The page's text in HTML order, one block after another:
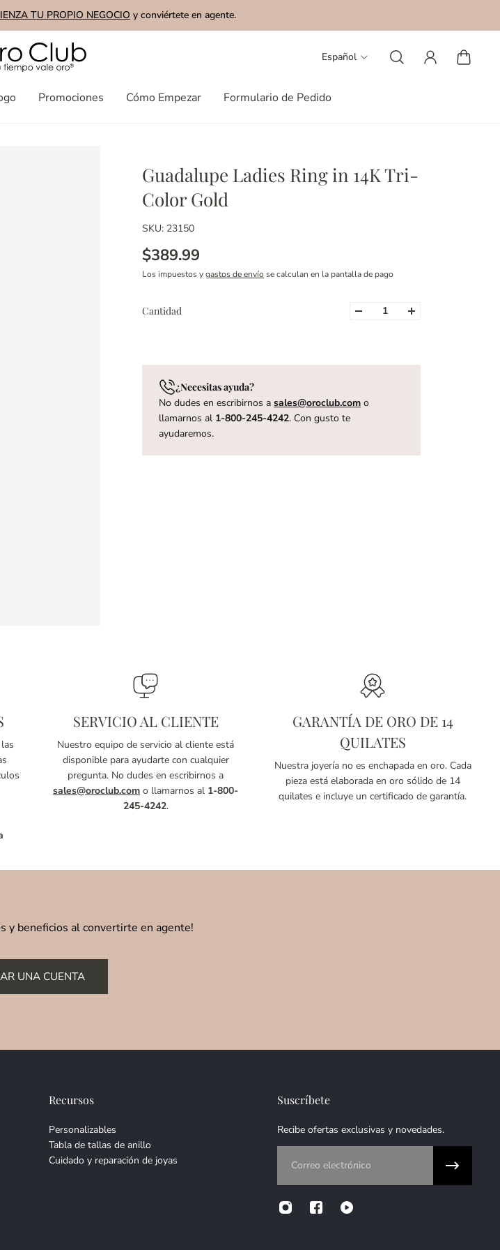
TU PROPIO NEGOCIO y conviértete en agente.
Promociones Cómo Empezar Formulario de Pedido
Español
Guadalupe Ladies Ring in 14K Tri-
Color Gold
SKU: 23150
$389.99
Los impuestos ygastos de envío se calculan en la pantalla de pago
Cantidad
¿Necesitas ayuda?
No dudes en escribirnos asales@oroclub.com o
llamarnos al 1-800-245-4242. Con gusto te
ayudaremos.
SERVICIO AL CLIENTE
Nuestro equipo de servicio al cliente está
disponible para ayudarte con cualquier
pregunta. No dudes en escribirnos a
sales@oroclub.com o llamarnos al 1-800-
245-4242.
GARANTÍA DE ORO DE 14
QUILATES
Nuestra joyería no es enchapada en oro. Cada
pieza está elaborada en oro sólido de 14
quilates e incluye un certificado de garantía.
y beneficios al convertirte en agente!
UNA CUENTA
Recursos
Personalizables
Tabla de tallas de anillo
Cuidado y reparación de joyas
Suscríbete
Recibe ofertas exclusivas y novedades.